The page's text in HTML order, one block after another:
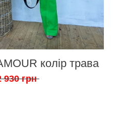
колір трава
930 грн